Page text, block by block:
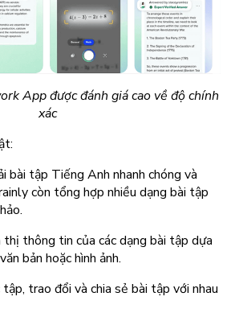
App được đánh giá cao về độ chính
xác
bài tập Tiếng Anh nhanh chóng và
còn tổng hợp nhiều dạng bài tập
thông tin của các dạng bài tập dựa
bản hoặc hình ảnh.
tập, trao đổi và chia sẻ bài tập với nhau